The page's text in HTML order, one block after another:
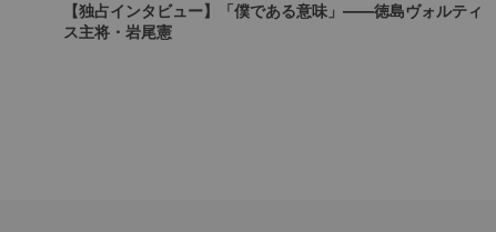
【独占インタビュー】「僕である意味」――徳島ヴォルティ
ス主将・岩尾憲